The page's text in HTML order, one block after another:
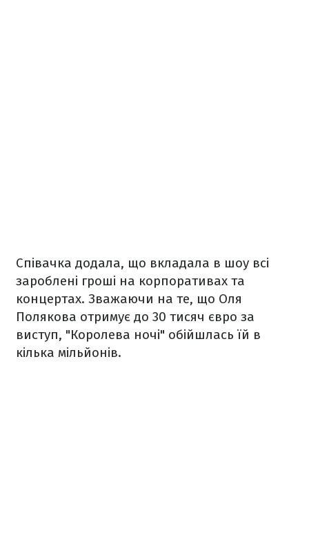
Співачка додала, що вкладала в шоу всі
зароблені гроші на корпоративах та
концертах. Зважаючи на те, що Оля
Полякова отримує до 30 тисяч євро за
виступ, "Королева ночі" обійшлась їй в
кілька мільйонів.